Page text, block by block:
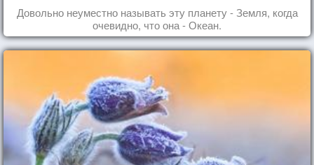
Довольно неуместно называть эту планету - Земля, когда
очевидно, что она - Океан.